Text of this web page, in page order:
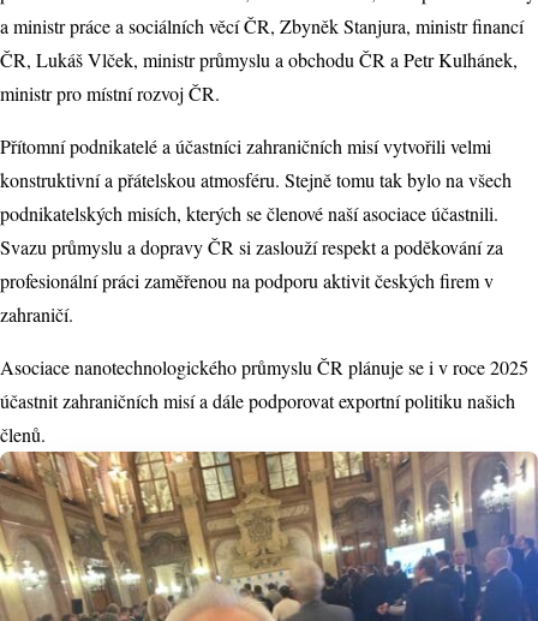
a ministr práce a sociálních věcí ČR, Zbyněk Stanjura, ministr financí
ČR, Lukáš Vlček, ministr průmyslu a obchodu ČR a Petr Kulhánek,
ministr pro místní rozvoj ČR.
Přítomní podnikatelé a účastníci zahraničních misí vytvořili velmi
konstruktivní a přátelskou atmosféru. Stejně tomu tak bylo na všech
podnikatelských misích, kterých se členové naší asociace účastnili.
Svazu průmyslu a dopravy ČR si zaslouží respekt a poděkování za
profesionální práci zaměřenou na podporu aktivit českých firem v
zahraničí.
Asociace nanotechnologického průmyslu ČR plánuje se i v roce 2025
účastnit zahraničních misí a dále podporovat exportní politiku našich
členů.